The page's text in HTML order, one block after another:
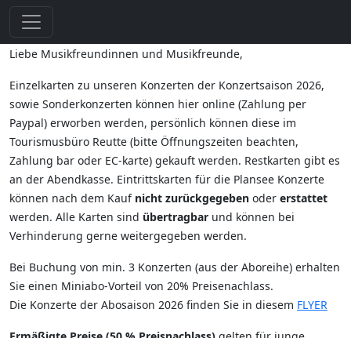
Liebe Musikfreundinnen und Musikfreunde,
Einzelkarten zu unseren Konzerten der Konzertsaison 2026,
sowie Sonderkonzerten können hier online (Zahlung per
Paypal) erworben werden, persönlich können diese im
Tourismusbüro Reutte (bitte Öffnungszeiten beachten,
Zahlung bar oder EC-karte) gekauft werden. Restkarten gibt es
an der Abendkasse. Eintrittskarten für die Plansee Konzerte
können nach dem Kauf nicht zurückgegeben oder erstattet
werden. Alle Karten sind übertragbar und können bei
Verhinderung gerne weitergegeben werden.
Bei Buchung von min. 3 Konzerten (aus der Aboreihe) erhalten
Sie einen Miniabo-Vorteil von 20% Preisenachlass.
Die Konzerte der Abosaison 2026 finden Sie in diesem FLYER